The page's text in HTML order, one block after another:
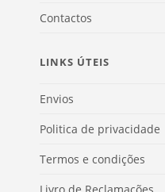
Contactos
LINKS ÚTEIS
Envios
Politica de privacidade
Termos e condições
Livro de Reclamações